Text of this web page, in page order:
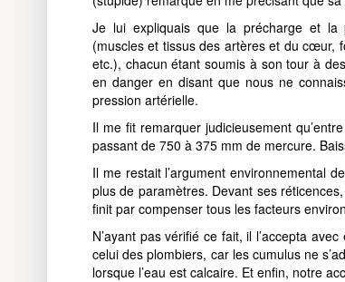
Je lui expliquais que la précharge et la
(muscles et tissus des artères et du cœur,
etc.), chacun étant soumis à son tour à
en danger en disant que nous ne
pression artérielle.
Il me fit remarquer judicieusement
passant de 750 à 375 mm de mercure.
Il me restait l’argument environnemental
plus de paramètres. Devant ses
finit par compenser tous les facteurs
N’ayant pas vérifié ce fait, il l’accepta
celui des plombiers, car les cumulus ne
lorsque l’eau est calcaire. Et enfin, notre